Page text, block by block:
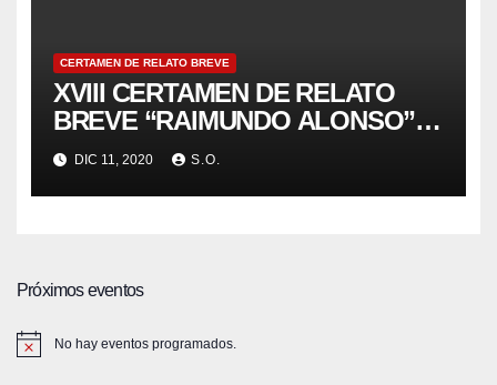
CERTAMEN DE RELATO BREVE
XVIII CERTAMEN DE RELATO
BREVE “RAIMUNDO ALONSO”
UN METRO DE 350 PALABRAS…
– ENTREGA DE PREMIOS
(EDICIÓN VIRTUAL)
DIC 11, 2020 S.O.
Próximos eventos
No hay eventos programados.